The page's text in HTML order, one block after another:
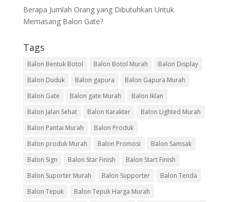
Berapa Jumlah Orang yang Dibutuhkan Untuk
Memasang Balon Gate?
Tags
Balon Bentuk Botol Balon Botol Murah
Balon Display
Balon Duduk
Balon gapura
Balon Gapura Murah
Balon Gate
Balon gate Murah
Balon Iklan
Balon Jalan Sehat
Balon Karakter
Balon Lighted Murah
Balon Pantai Murah
Balon Produk
Balon produk Murah
Balon Promosi
Balon Samsak
Balon Sign
Balon Star Finish
Balon Start Finish
Balon Suporter Murah
Balon Supporter
Balon Tenda
Balon Tepuk
Balon Tepuk Harga Murah